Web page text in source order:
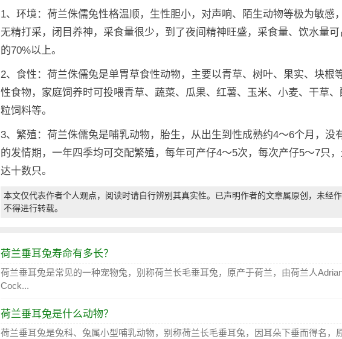
1、环境：荷兰侏儒兔性格温顺，生性胆小，对声响、陌生动物等极为敏感
无精打采，闭目养神，采食量很少，到了夜间精神旺盛，采食量、饮水量可
的70%以上。
2、食性：荷兰侏儒兔是单胃草食性动物，主要以青草、树叶、果实、块根
性食物，家庭饲养时可投喂青草、蔬菜、瓜果、红薯、玉米、小麦、干草、
粒饲料等。
3、繁殖：荷兰侏儒兔是哺乳动物，胎生，从出生到性成熟约4～6个月，没
的发情期，一年四季均可交配繁殖，每年可产仔4～5次，每次产仔5～7只，
达十数只。
本文仅代表作者个人观点，阅读时请自行辨别其真实性。已声明作者的文章属原创，未经
不得进行转载。
荷兰垂耳兔寿命有多长？
荷兰垂耳兔是常见的一种宠物兔，别称荷兰长毛垂耳兔，原产于荷兰，由荷兰人
Cock...
荷兰垂耳兔是什么动物？
荷兰垂耳兔是兔科、兔属小型哺乳动物，别称荷兰长毛垂耳兔，因耳朵下垂而得名，